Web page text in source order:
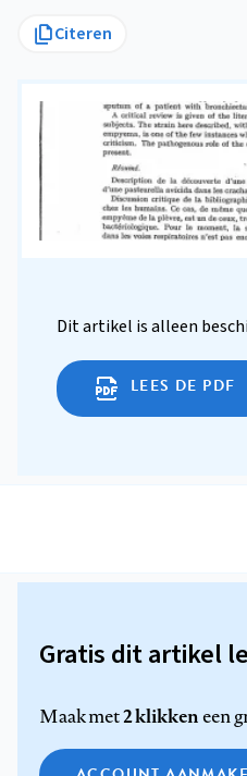
Citeren
Dit artikel is alleen
LEES DE PDF
Gratis dit artikel
Maak met2 klikkeneen